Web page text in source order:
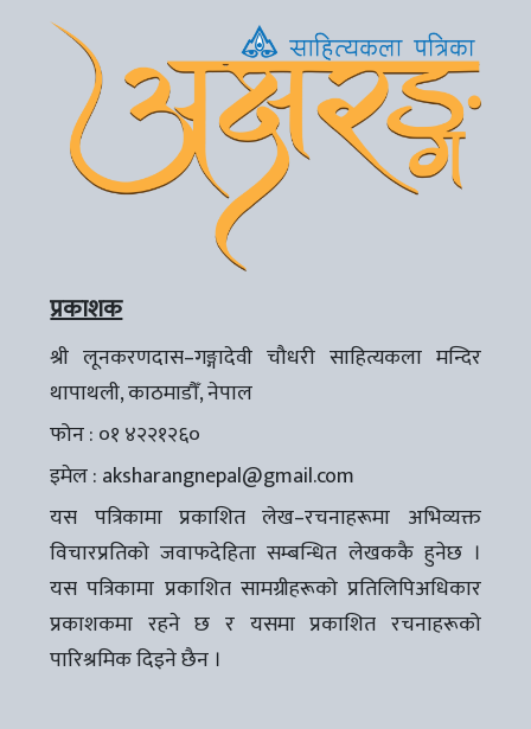
प्रकाशक
श्री लूनकरणदास–गङ्गादेवी चौधरी साहित्यकला मन्दिर
थापाथली, काठमाडौँ, नेपाल
फोन : ०१ ४२२१२६०
इमेल : aksharangnepal@gmail.com
यस पत्रिकामा प्रकाशित लेख–रचनाहरूमा अभिव्यक्त
विचारप्रतिको जवाफदेहिता सम्बन्धित लेखककै हुनेछ ।
यस पत्रिकामा प्रकाशित सामग्रीहरूको प्रतिलिपिअधिकार
प्रकाशकमा रहने छ र यसमा प्रकाशित रचनाहरूको
पारिश्रमिक दिइने छैन ।